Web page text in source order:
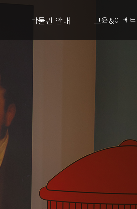
박물관 안내 교육&이벤트